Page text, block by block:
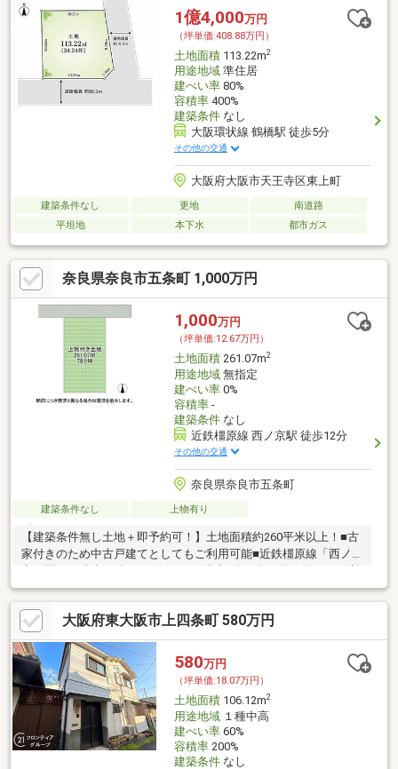
1億4,000万円
（坪単価:408.88万円）
土地面積113.22m2
用途地域準住居
建ぺい率80%
容積率400%
建築条件なし
大阪環状線 鶴橋駅 徒歩5分
その他の交通
大阪府大阪市天王寺区東上町
建築条件なし 更地
南道路
平坦地
本下水 都市ガス
奈良県奈良市五条町 1,000万円
1,000万円
（坪単価:12.67万円）
土地面積261.07m2
用途地域無指定
建ぺい率0%
容積率-
建築条件なし
近鉄橿原線 西ノ京駅 徒歩12分
その他の交通
奈良県奈良市五条町
建築条件なし 上物有り
【建築条件無し土地＋即予約可！】土地面積約260平米以上！■古
家付きのため中古戸建てとしてもご利用可能■近鉄橿原線「西ノ
京」駅まで徒歩12分■コンビニまで徒歩2分で急な買い物にも便利
な立地
大阪府東大阪市上四条町 580万円
580万円
（坪単価:18.07万円）
土地面積106.12m2
用途地域１種中高
建ぺい率60%
容積率200%
建築条件なし